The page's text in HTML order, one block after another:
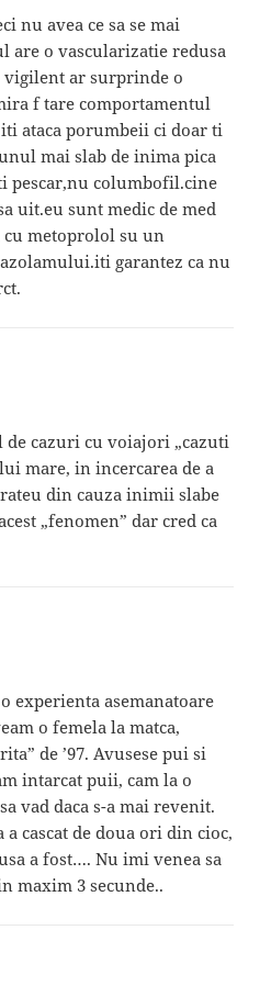
nu avea ce sa se mai
are o vascularizatie redusa
vigilent ar surprinde o
f tare comportamentul
ataca porumbeii ci doar ti
mai slab de inima pica
pescar,nu columbofil.cine
uit.eu sunt medic de med
metoprolol su un
garantez ca nu
de cazuri cu voiajori „cazuti
mare, in incercarea de a
din cauza inimii slabe
„fenomen” dar cred ca
experienta asemanatoare
o femela la matca,
de ’97. Avusese pui si
intarcat puii, cam la o
vad daca s-a mai revenit.
cascat de doua ori din cioc,
a fost…. Nu imi venea sa
maxim 3 secunde..